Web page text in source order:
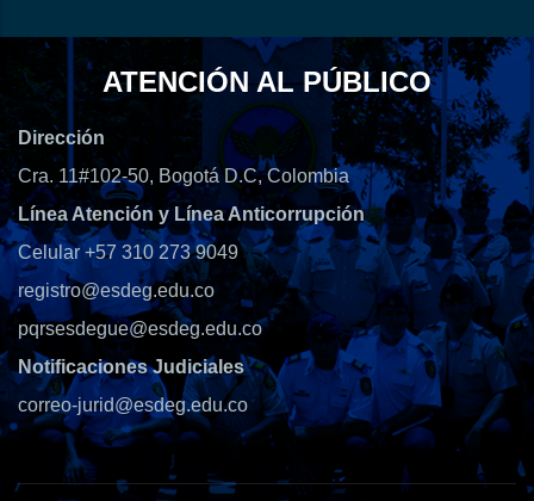
ATENCIÓN AL PÚBLICO
Dirección
Cra. 11#102-50, Bogotá D.C, Colombia
Línea Atención y Línea Anticorrupción
Celular +57 310 273 9049
registro@esdeg.edu.co
pqrsesdegue@esdeg.edu.co
Notificaciones Judiciales
correo-jurid@esdeg.edu.co